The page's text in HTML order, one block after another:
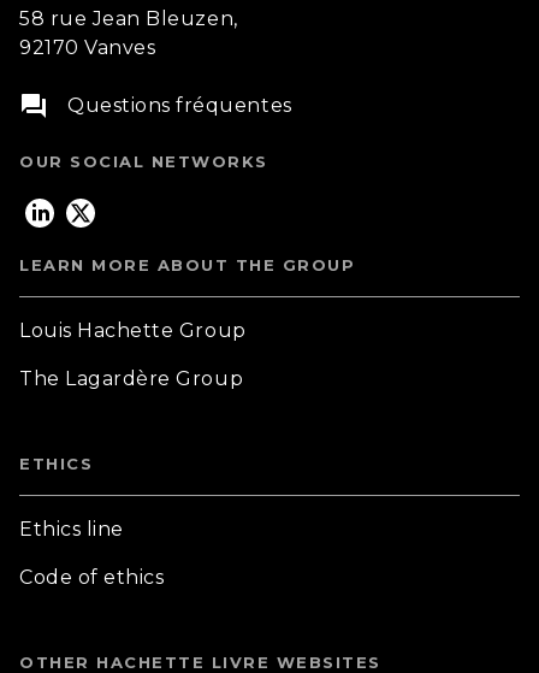
58 rue Jean Bleuzen,
92170 Vanves
question_answer Questions fréquentes
OUR SOCIAL NETWORKS
LEARN MORE ABOUT THE GROUP
Louis Hachette Group
The Lagardère Group
ETHICS
Ethics line
Code of ethics
OTHER HACHETTE LIVRE WEBSITES